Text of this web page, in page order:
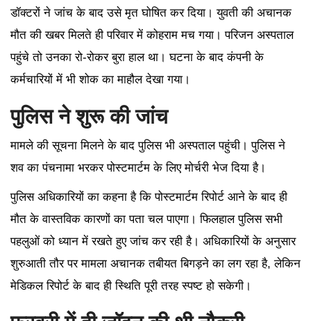
डॉक्टरों ने जांच के बाद उसे मृत घोषित कर दिया। युवती की अचानक
मौत की खबर मिलते ही परिवार में कोहराम मच गया। परिजन अस्पताल
पहुंचे तो उनका रो-रोकर बुरा हाल था। घटना के बाद कंपनी के
कर्मचारियों में भी शोक का माहौल देखा गया।
पुलिस ने शुरू की जांच
मामले की सूचना मिलने के बाद पुलिस भी अस्पताल पहुंची। पुलिस ने
शव का पंचनामा भरकर पोस्टमार्टम के लिए मोर्चरी भेज दिया है।
पुलिस अधिकारियों का कहना है कि पोस्टमार्टम रिपोर्ट आने के बाद ही
मौत के वास्तविक कारणों का पता चल पाएगा। फिलहाल पुलिस सभी
पहलुओं को ध्यान में रखते हुए जांच कर रही है। अधिकारियों के अनुसार
शुरुआती तौर पर मामला अचानक तबीयत बिगड़ने का लग रहा है, लेकिन
मेडिकल रिपोर्ट के बाद ही स्थिति पूरी तरह स्पष्ट हो सकेगी।